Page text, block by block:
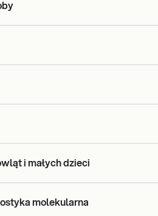
i małych dzieci
molekularna